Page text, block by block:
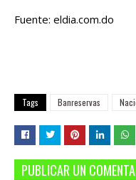
Fuente: eldia.com.do
Tags Banreservas
PUBLICAR UN